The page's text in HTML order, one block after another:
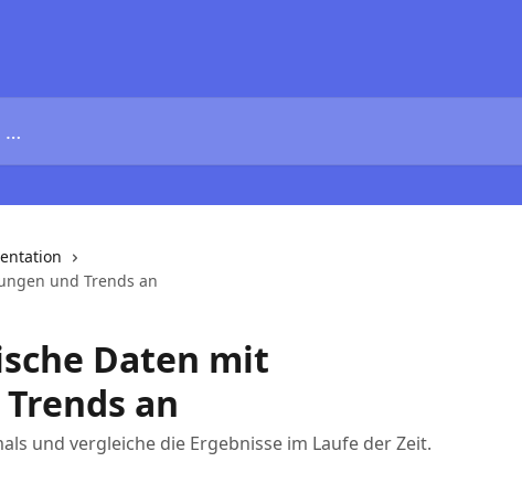
und Trends an
Daten mit
an
und vergleiche die Ergebnisse im Laufe der Zeit.